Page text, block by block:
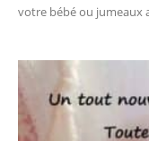
votre bébé ou jumeaux